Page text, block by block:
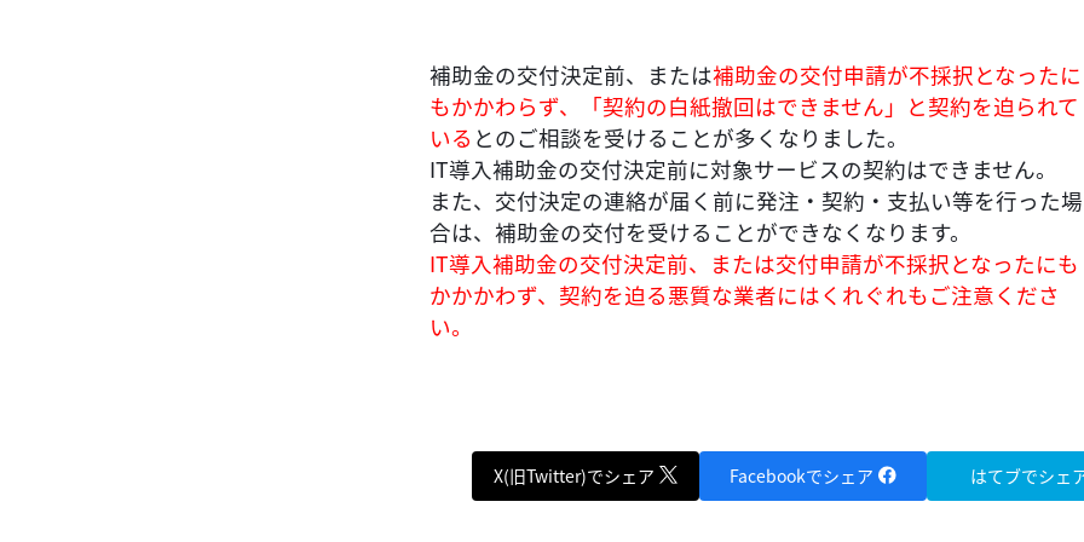
補助金の交付決定前、または補助金の交付申請が不採択となったに
もかかわらず、「契約の白紙撤回はできません」と契約を迫られて
いる とのご相談を受けることが多くなりました。
IT導入補助金の交付決定前に対象サービスの契約はできません。
また、交付決定の連絡が届く前に発注・契約・支払い等を行った場
合は、補助金の交付を受けることができなくなります。
IT導入補助金の交付決定前、または交付申請が不採択となったにも
かかかわず、契約を迫る悪質な業者にはくれぐれもご注意くださ
い。
X(旧Twitter)でシェア Facebookでシェア はてブでシェ